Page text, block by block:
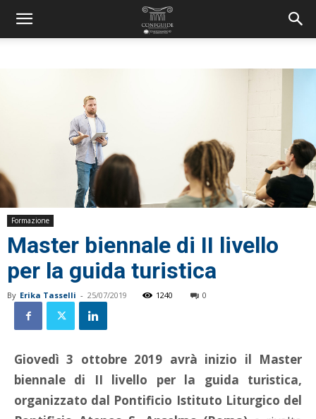
Formazione
Master biennale di II livello
per la guida turistica
By Erika Tasselli - 25/07/2019 1240 0
Giovedì 3 ottobre 2019 avrà inizio il Master
biennale di II livello per la guida turistica,
organizzato dal Pontificio Istituto Liturgico del